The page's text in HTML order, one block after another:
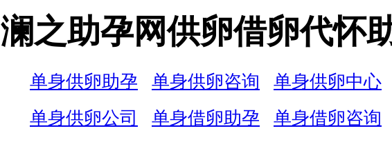
澜之助孕网供卵借卵代怀
单身供卵助孕 单身供卵咨询 单身供卵中心
单身供卵公司
单身借卵助孕 单身借卵咨询